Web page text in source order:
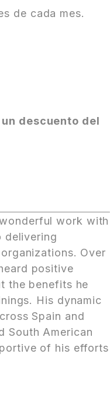
de cada mes.
descuento del
work with
delivering
Over
positive
the benefits he
His dynamic
Spain and
South American
of his efforts